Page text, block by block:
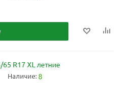
R17 XL летние
Наличие:8